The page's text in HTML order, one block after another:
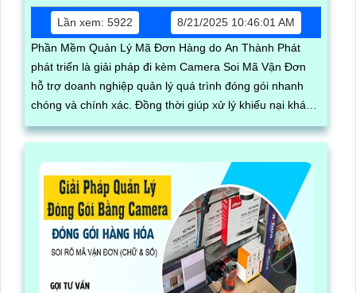
Lần xem: 5922
8/21/2025 10:46:01 AM
Phần Mềm Quản Lý Mã Đơn Hàng do An Thành Phát
phát triển là giải pháp đi kèm Camera Soi Mã Vận Đơn
hỗ trợ doanh nghiệp quản lý quá trình đóng gói nhanh
chóng và chính xác. Đồng thời giúp xử lý khiếu nại khách
hàng kịp thời và giám sát được quy trình đóng hàng của
nhân viên phần mềm hoạt động mượt mà trên nhiều thiết
bị như điện thoại, ipad, laptop, máy tính đáp ứng nhu cầu
quản lý linh hoạt mọi lúc mọi nơi